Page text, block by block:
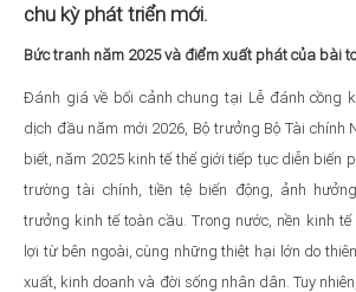
chu kỳ phát triển mới.
Bức tranh năm 2025 và điểm xuất phát của bài
Đánh giá về bối cảnh chung tại Lễ đánh cồng
dịch đầu năm mới 2026, Bộ trưởng Bộ Tài chính
biết, năm 2025 kinh tế thế giới tiếp tục diễn biến
trường tài chính, tiền tệ biến động, ảnh
trưởng kinh tế toàn cầu. Trong nước, nền kinh
lợi từ bên ngoài, cùng những thiệt hại lớn do
xuất, kinh doanh và đời sống nhân dân. Tuy